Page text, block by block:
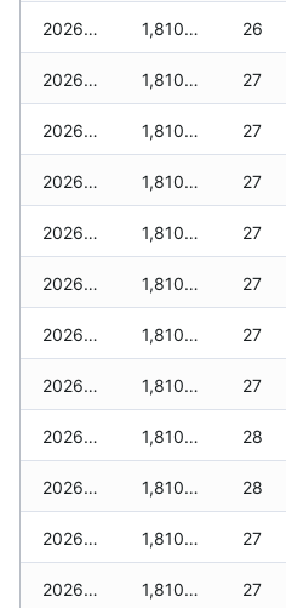
2026-03-27 1,810 zł 26
2026-03-26 1,810 zł 27
2026-03-25 1,810 zł 27
2026-03-24 1,810 zł 27
2026-03-23 1,810 zł 27
2026-03-22 1,810 zł 27
2026-03-21 1,810 zł 27
2026-03-20 1,810 zł 27
2026-03-19 1,810 zł 28
2026-03-18 1,810 zł 28
2026-03-17 1,810 zł 27
2026-03-16 1,810 zł 27